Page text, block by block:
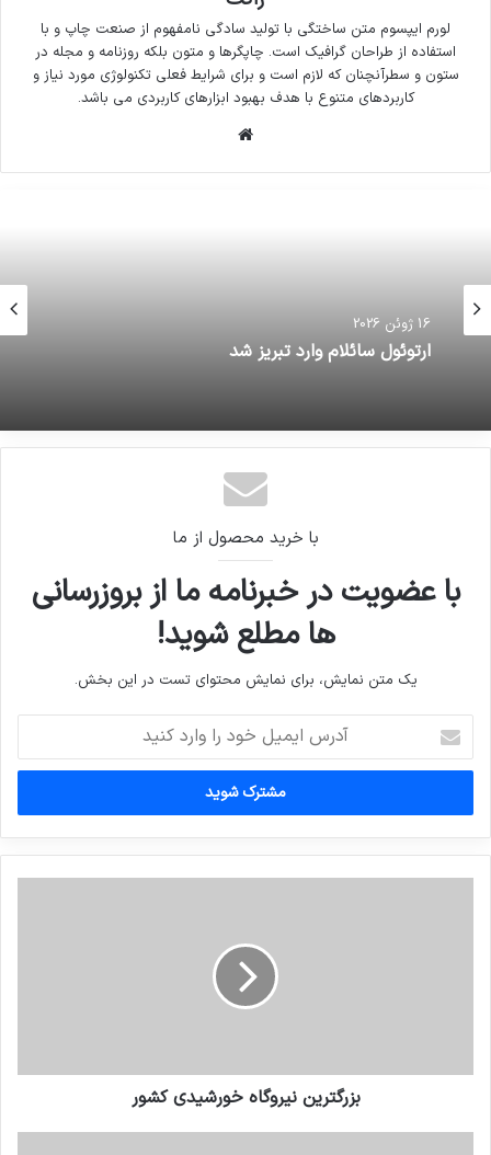
لورم ایپسوم متن ساختگی با تولید سادگی نامفهوم از صنعت چاپ و با
استفاده از طراحان گرافیک است. چاپگرها و متون بلکه روزنامه و مجله در
ستون و سطرآنچنان که لازم است و برای شرایط فعلی تکنولوژی مورد نیاز و
کاربردهای متنوع با هدف بهبود ابزارهای کاربردی می باشد.
16 ژوئن 2026
ارتوئول سائلام وارد تبریز شد
با خرید محصول از ما
با عضویت در خبرنامه ما از بروزرسانی
ها مطلع شوید!
یک متن نمایش، برای نمایش محتوای تست در این بخش.
ایمیل
خود
وارد
کنید
بزرگترین نیروگاه خورشیدی کشور